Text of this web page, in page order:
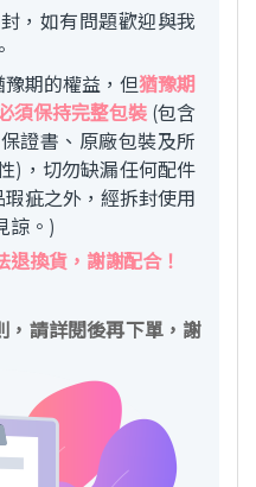
，如有問題歡迎與我
期的權益，但猶豫期
須保持完整包裝(包含
證書、原廠包裝及所
)，切勿缺漏任何配件
疵之外，經拆封使用
諒。)
換貨，謝謝配合！
，請詳閱後再下單，謝